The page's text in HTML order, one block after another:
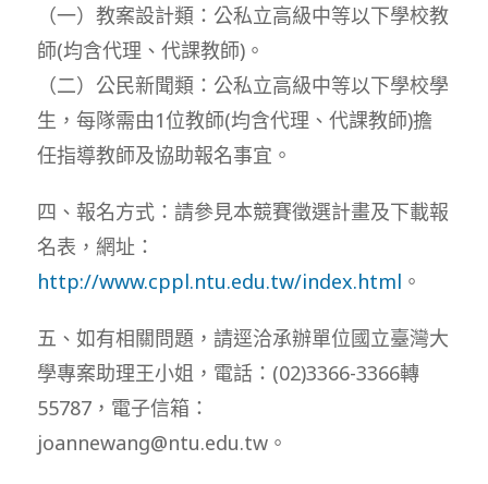
（一）教案設計類：公私立高級中等以下學校教
師(均含代理、代課教師)。
（二）公民新聞類：公私立高級中等以下學校學
生，每隊需由1位教師(均含代理、代課教師)擔
任指導教師及協助報名事宜。
四、報名方式：請參見本競賽徵選計畫及下載報
名表，網址：
http://www.cppl.ntu.edu.tw/index.html 。
五、如有相關問題，請逕洽承辦單位國立臺灣大
學專案助理王小姐，電話：(02)3366-3366轉
55787，電子信箱：
joannewang@ntu.edu.tw。